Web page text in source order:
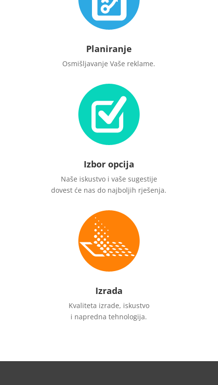
Planiranje
Osmišljavanje Vaše reklame.
Izbor opcija
Naše iskustvo i vaše sugestije
dovest će nas do najboljih rješenja.
Izrada
Kvaliteta izrade, iskustvo
i napredna tehnologija.